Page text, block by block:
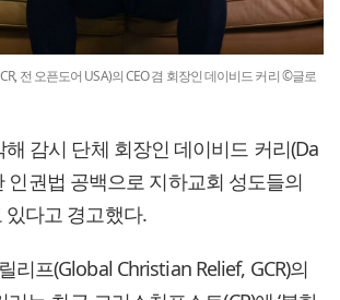
전 오픈도어 USA)의 CEO 겸 회장인 데이비드 커리 ©글로
감시 단체 회장인 데이비드 커리(Da
인권법 공백으로 지하교회 성도들의
다고 경고했다.
리프(Global Christian Relief, GCR)의